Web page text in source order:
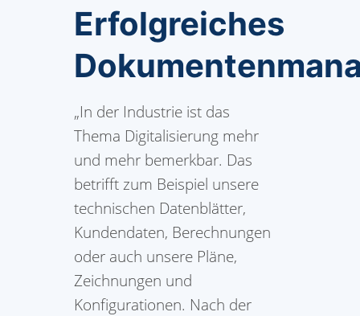
Erfolgreiches
„In der Industrie ist das
Thema Digitalisierung mehr
und mehr bemerkbar. Das
betrifft zum Beispiel unsere
technischen Datenblätter,
Kundendaten, Berechnungen
oder auch unsere Pläne,
Zeichnungen und
Konfigurationen. Nach der